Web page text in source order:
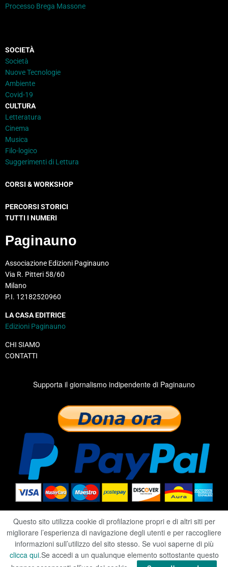
Processo Brega Massone
SOCIETÀ
Società
Nuove Tecnologie
Ambiente
Covid-19
CULTURA
Letteratura
Cinema
Musica
Filo-logico
Suggerimenti di Lettura
CORSI & WORKSHOP
PERCORSI STORICI
TUTTI I NUMERI
Paginauno
Associazione Edizioni Paginauno
Via R. Pitteri 58/60
Milano
P.I. 12182520960
LA CASA EDITRICE
Edizioni Paginauno
CHI SIAMO
CONTATTI
Supporta il giornalismo indipendente di Paginauno
2020 ©RIVISTA PAGINAUNO
PRIVACY|COOKIE|TERMINI
Questo sito utilizza cookie di profilazione propri e di altri siti per
migliorare l’esperienza di navigazione degli utenti e per raccogliere
informazioni sull’utilizzo del sito stesso. Se vuoi saperne di più
clicca qui.Se accedi a un qualunque elemento sottostante questo